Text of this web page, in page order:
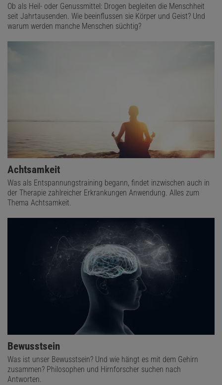
Ob als Heil- oder Genussmittel: Drogen begleiten die Menschheit
seit Jahrtausenden. Wie beeinflussen sie Körper und Geist? Und
warum werden manche Menschen süchtig?
Achtsamkeit
Was als Entspannungstraining begann, findet inzwischen auch in
der Therapie zahlreicher Erkrankungen Anwendung. Alles zum
Thema Achtsamkeit.
Bewusstsein
Was ist unser Bewusstsein? Und wie hängt es mit dem Gehirn
zusammen? Philosophen und Hirnforscher suchen nach
Antworten.